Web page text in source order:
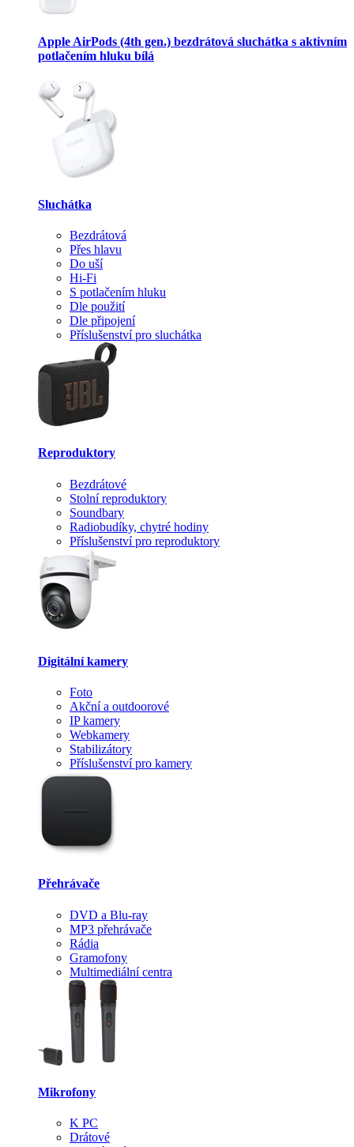
Apple AirPods (4th gen.) bezdrátová sluchátka s aktivním
potlačením hluku bílá
Sluchátka
Bezdrátová
Přes hlavu
Do uší
Hi-Fi
S potlačením hluku
Dle použití
Dle připojení
Příslušenství pro sluchátka
Reproduktory
Bezdrátové
Stolní reproduktory
Soundbary
Radiobudíky, chytré hodiny
Příslušenství pro reproduktory
Digitální kamery
Foto
Akční a outdoorové
IP kamery
Webkamery
Stabilizátory
Příslušenství pro kamery
Přehrávače
DVD a Blu-ray
MP3 přehrávače
Rádia
Gramofony
Multimediální centra
Mikrofony
K PC
Drátové